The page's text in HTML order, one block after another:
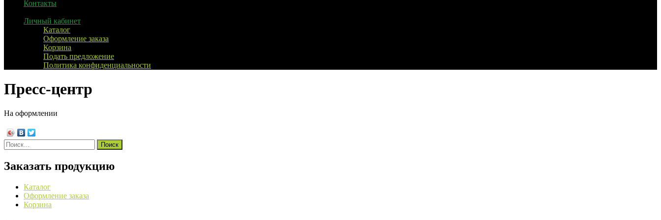
Контакты
Личный кабинет
Каталог
Оформление заказа
Корзина
Подать предложение
Политика конфиденциальности
Пресс-центр
На оформлении
Найти:
Заказать продукцию
Каталог
Оформление заказа
Корзина